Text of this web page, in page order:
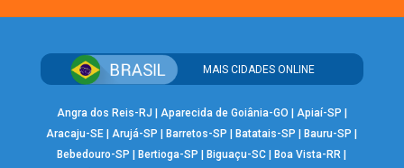
MAIS CIDADES ONLINE
Angra dos Reis-RJ Aparecida de Goiânia-GO Apiaí-SP
Aracaju-SE |Arujá-SP Barretos-SP Batatais-SP Bauru-SP
Bebedouro-SP
Bertioga-SP Biguaçu-SC Boa Vista-RR